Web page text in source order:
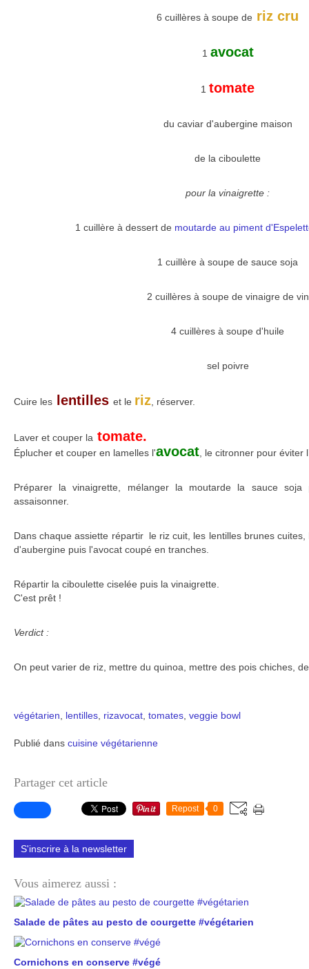
6 cuillères à soupe de riz cru
1 avocat
1 tomate
du caviar d'aubergine maison
de la ciboulette
pour la vinaigrette :
1 cuillère à dessert de moutarde au piment
1 cuillère à soupe de sauce soja
2 cuillères à soupe de vinaigre de vin
4 cuillères à soupe d'huile
sel poivre
Cuire les lentilles et le riz , réserver.
Laver et couper la tomate.
Éplucher et couper en lamelles l'avocat , le citronner pour éviter
Préparer la vinaigrette, mélanger la moutarde la sauce
assaisonner.
Dans chaque assiette répartir le riz cuit, les lentilles brunes
d'aubergine puis l'avocat coupé en tranches.
Répartir la ciboulette ciselée puis la vinaigrette.
C'est prêt !
Verdict :
On peut varier de riz, mettre du quinoa, mettre des pois chiches,
végétarien lentilles rizavocat tomates veggie bowl
Publié dans cuisine végétarienne
Partager cet article
Repost 0
S'inscrire à la newsletter
Vous aimerez aussi :
Salade de pâtes au pesto de courgette #végétarien
Cornichons en conserve #végé